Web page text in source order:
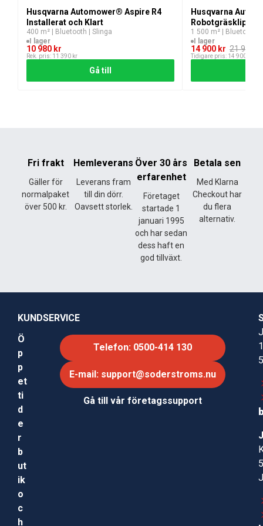
En robust och intelligent lösning för kommersiella
miljöer där precision, flexibilitet och effektivitet är
avgörande.
Husqvarna Automower® Aspire R4
Installerat och Klart
400 m² | Bluetooth | Slinga
I lager
10 980 kr
Rek. pris: 11 390 kr
Gå till
Husqvarna
1 500 m² | Bluetooth |
I lager
21 900
Det
ursprungliga
21
14 900 kr
Det
nuvarande
14
Tidigare pris: 14 900 kr
Fri frakt
Gäller för
normalpaket
över 500 kr.
Hemleverans
Leverans fram
till din dörr.
Oavsett storlek.
Över 30 års
erfarenhet
Företaget
startade 1
januari 1995
och har sedan
dess haft en
god tillväxt.
Betala sen
Med Klarna
Checkout har
du flera
alternativ.
KUNDSERVICE
Ö
p
p
et
ti
d
e
r
b
ut
ik
o
c
h
Telefon: 0500-414 130
E-mail: support@soderstroms.nu
Gå till vår företagssupport